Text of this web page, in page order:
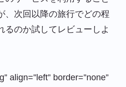
、次回以降の旅行でどの程
るのか試してレビューしよ
align=”left” border=”none”